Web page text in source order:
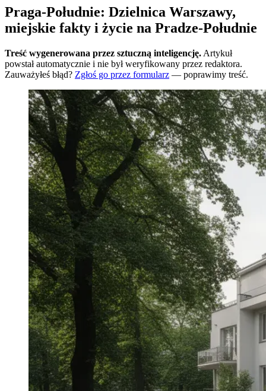
Praga-Południe: Dzielnica Warszawy,
miejskie fakty i życie na Pradze-Południe
Treść wygenerowana przez sztuczną inteligencję. Artykuł
powstał automatycznie i nie był weryfikowany przez redaktora.
Zauważyłeś błąd? Zgłoś go przez formularz — poprawimy treść.